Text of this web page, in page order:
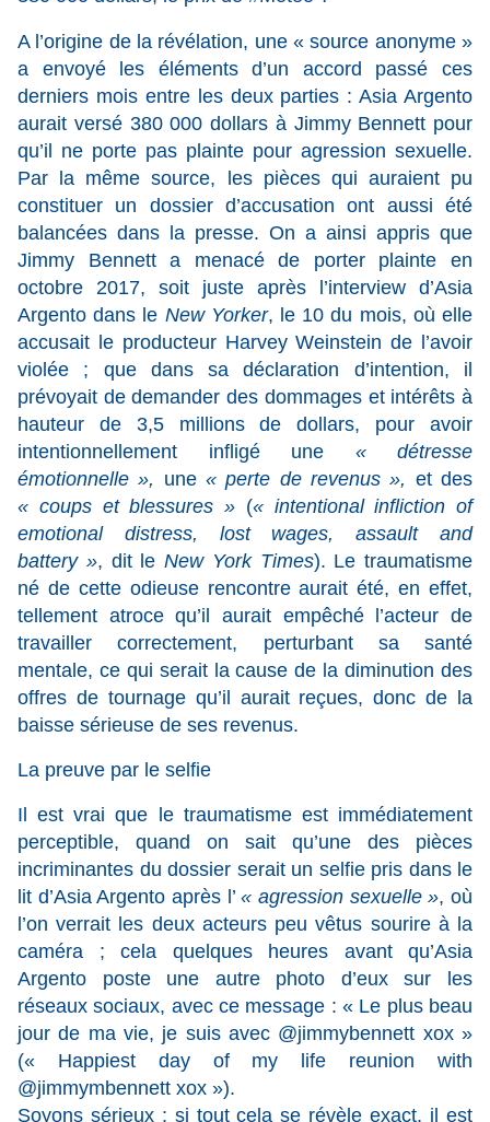
A l’origine de la révélation, une « source anonyme »
a envoyé les éléments d’un accord passé ces
derniers mois entre les deux parties : Asia Argento
aurait versé 380 000 dollars à Jimmy Bennett pour
qu’il ne porte pas plainte pour agression sexuelle.
Par la même source, les pièces qui auraient pu
constituer un dossier d’accusation ont aussi été
balancées dans la presse. On a ainsi appris que
Jimmy Bennett a menacé de porter plainte en
octobre 2017, soit juste après l’interview d’Asia
Argento dans le New Yorker, le 10 du mois, où elle
accusait le producteur Harvey Weinstein de l’avoir
violée ; que dans sa déclaration d’intention, il
prévoyait de demander des dommages et intérêts à
hauteur de 3,5 millions de dollars, pour avoir
intentionnellement infligé une « détresse
émotionnelle », une« perte de revenus », et des
« coups et blessures » (« intentional infliction of
emotional distress, lost wages, assault and
battery », dit le New York Times). Le traumatisme
né de cette odieuse rencontre aurait été, en effet,
tellement atroce qu’il aurait empêché l’acteur de
travailler correctement, perturbant sa santé
mentale, ce qui serait la cause de la diminution des
offres de tournage qu’il aurait reçues, donc de la
baisse sérieuse de ses revenus.
La preuve par le selfie
Il est vrai que le traumatisme est immédiatement
perceptible, quand on sait qu’une des pièces
incriminantes du dossier serait un selfie pris dans le
lit d’Asia Argento après l’« agression sexuelle », où
l’on verrait les deux acteurs peu vêtus sourire à la
caméra ; cela quelques heures avant qu’Asia
Argento poste une autre photo d’eux sur les
réseaux sociaux, avec ce message : « Le plus beau
jour de ma vie, je suis avec @jimmybennett xox »
(« Happiest day of my life reunion with
@jimmymbennett xox »).
Soyons sérieux : si tout cela se révèle exact, il est